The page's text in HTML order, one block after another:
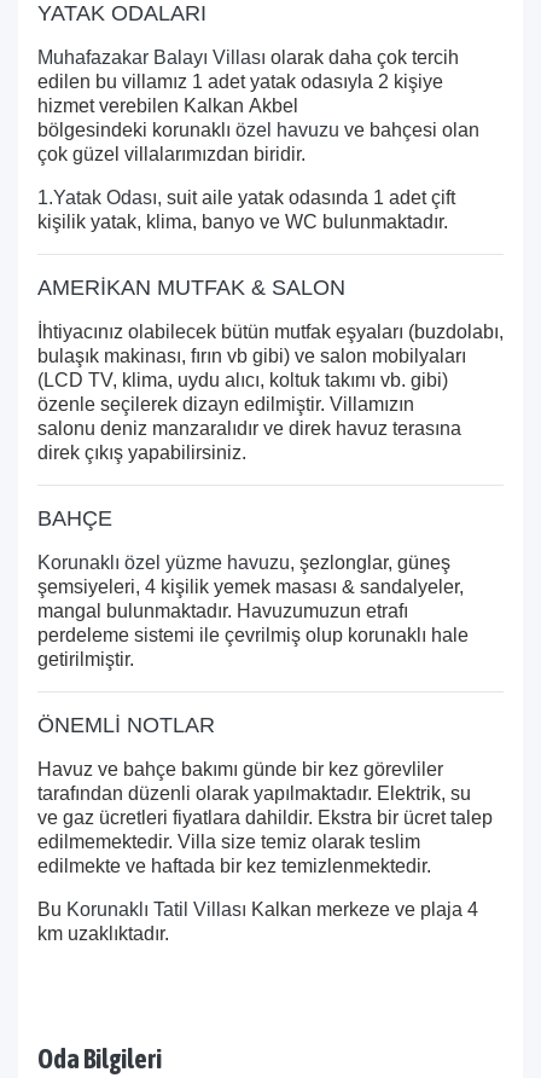
YATAK ODALARI
Muhafazakar Balayı Villası olarak daha çok tercih
edilen bu villamız 1 adet yatak odasıyla 2 kişiye
hizmet verebilen Kalkan Akbel
bölgesindeki korunaklı özel havuzu ve bahçesi olan
çok güzel villalarımızdan biridir.
1.Yatak Odası, suit aile yatak odasında 1 adet çift
kişilik yatak, klima, banyo ve WC bulunmaktadır.
AMERİKAN MUTFAK & SALON
İhtiyacınız olabilecek bütün mutfak eşyaları (buzdolabı,
bulaşık makinası, fırın vb gibi) ve salon mobilyaları
(LCD TV, klima, uydu alıcı, koltuk takımı vb. gibi)
özenle seçilerek dizayn edilmiştir. Villamızın
salonu deniz manzaralıdır ve direk havuz terasına
direk çıkış yapabilirsiniz.
BAHÇE
Korunaklı özel yüzme havuzu, şezlonglar, güneş
şemsiyeleri, 4 kişilik yemek masası & sandalyeler,
mangal bulunmaktadır. Havuzumuzun etrafı
perdeleme sistemi ile çevrilmiş olup korunaklı hale
getirilmiştir.
ÖNEMLİ NOTLAR
Havuz ve bahçe bakımı günde bir kez görevliler
tarafından düzenli olarak yapılmaktadır. Elektrik, su
ve gaz ücretleri fiyatlara dahildir. Ekstra bir ücret talep
edilmemektedir. Villa size temiz olarak teslim
edilmekte ve haftada bir kez temizlenmektedir.
Bu Korunaklı Tatil Villası Kalkan merkeze ve plaja 4
km uzaklıktadır.
Oda Bilgileri